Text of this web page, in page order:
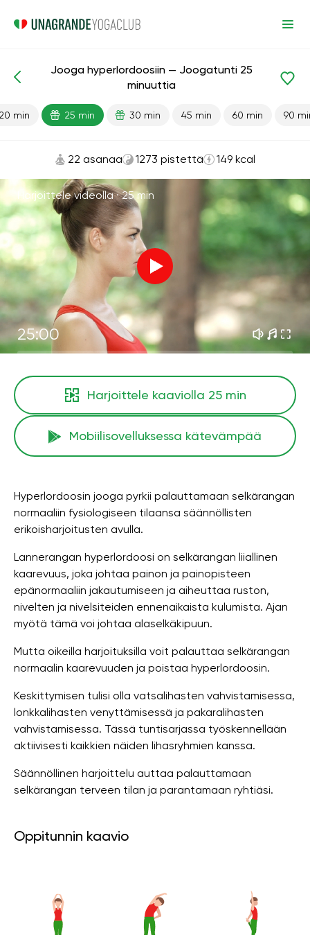
Pieni selkä
Jooga hyperlordoosiin — Joogatunti 25
minuuttia
min 25 min 30 min 45 min 60 min 90
22 asanaa 1273 pistettä 149 kcal
Harjoittele videolla ·25 min
25:00
Harjoittele kaaviolla 25 min
Mobiilisovelluksessa kätevämpää
Hyperlordoosin jooga pyrkii palauttamaan selkärangan
normaaliin fysiologiseen tilaansa säännöllisten
erikoisharjoitusten avulla.
Lannerangan hyperlordoosi on selkärangan liiallinen
kaarevuus, joka johtaa painon ja painopisteen
epänormaaliin jakautumiseen ja aiheuttaa ruston,
nivelten ja nivelsiteiden ennenaikaista kulumista. Ajan
myötä tämä voi johtaa alaselkäkipuun.
Mutta oikeilla harjoituksilla voit palauttaa selkärangan
normaalin kaarevuuden ja poistaa hyperlordoosin.
Keskittymisen tulisi olla vatsalihasten vahvistamisessa,
lonkkalihasten venyttämisessä ja pakaralihasten
vahvistamisessa. Tässä tuntisarjassa työskennellään
aktiivisesti kaikkien näiden lihasryhmien kanssa.
Säännöllinen harjoittelu auttaa palauttamaan
selkärangan terveen tilan ja parantamaan ryhtiäsi.
Oppitunnin kaavio